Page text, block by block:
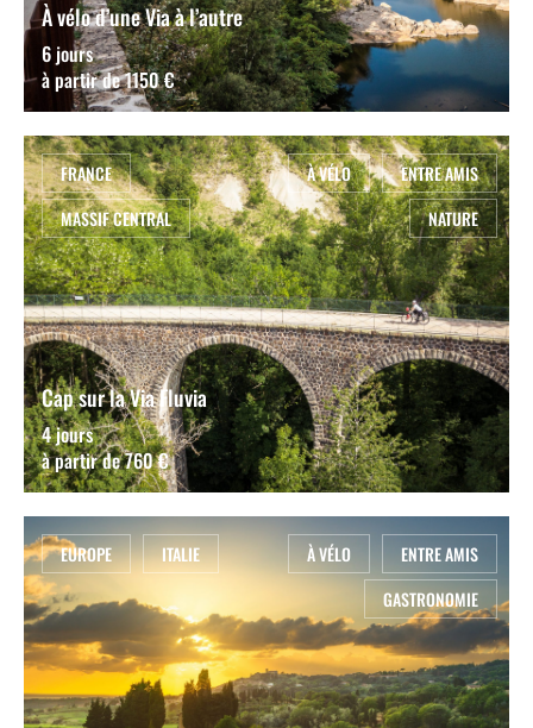
À vélo d’une Via à l’autre
6 jours
à partir de 1150 €
FRANCE
MASSIF CENTRAL
À VÉLO
ENTRE AMIS
NATURE
Cap sur la Via Fluvia
4 jours
à partir de 760 €
EUROPE ITALIE À VÉLO
ENTRE AMIS
GASTRONOMIE